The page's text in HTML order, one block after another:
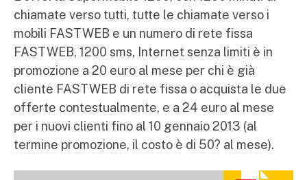
chiamate verso tutti, tutte le chiamate verso i
mobili FASTWEB e un numero di rete fissa
FASTWEB, 1200 sms, Internet senza limiti è in
promozione a 20 euro al mese per chi è già
cliente FASTWEB di rete fissa o acquista le due
offerte contestualmente, e a 24 euro al mese
per i nuovi clienti fino al 10 gennaio 2013 (al
termine promozione, il costo è di 50? al mese).